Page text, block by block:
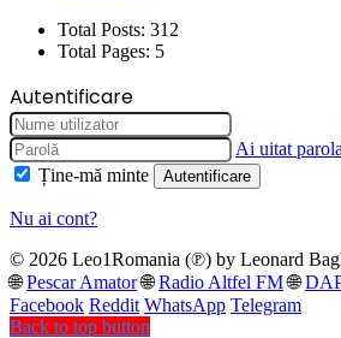
Total Posts: 312
Total Pages: 5
Autentificare
Ai uitat
Ține-mă minte
Autentificare
Nu ai cont?
© 2026 Leo1Romania (℗) by Leonard
🌐Pescar Amator🌐Radio Altfel FM🌐
Facebook Reddit WhatsApp Telegram
Back to top button